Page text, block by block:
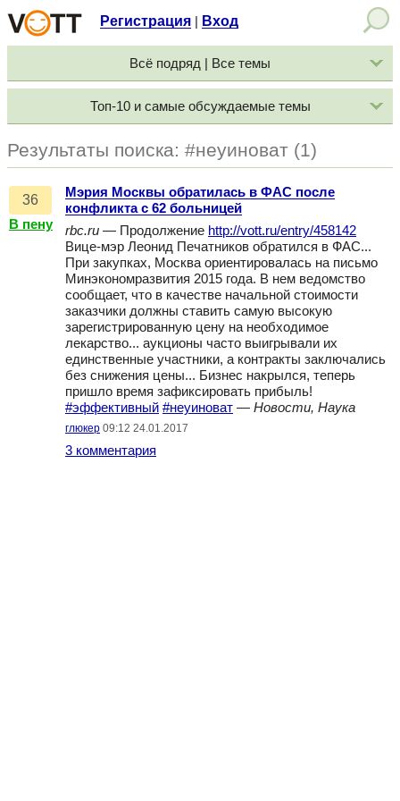
Регистрация Вход
Всё подряд | Все темы
Топ-10 и самые обсуждаемые темы
Результаты поиска: #неуиноват (1)
36
В пену
Мэрия Москвы обратилась в ФАС после
конфликта с 62 больницей
rbc.ru — Продолжение http://vott.ru/entry/458142
Вице-мэр Леонид Печатников обратился в ФАС...
При закупках, Москва ориентировалась на письмо
Минэкономразвития 2015 года. В нем ведомство
сообщает, что в качестве начальной стоимости
заказчики должны ставить самую высокую
зарегистрированную цену на необходимое
лекарство... аукционы часто выигрывали их
единственные участники, а контракты заключались
без снижения цены... Бизнес накрылся, теперь
пришло время зафиксировать прибыль!
#эффективный #неуиноват — Новости, Наука
глюкер 09:12 24.01.2017
3 комментария